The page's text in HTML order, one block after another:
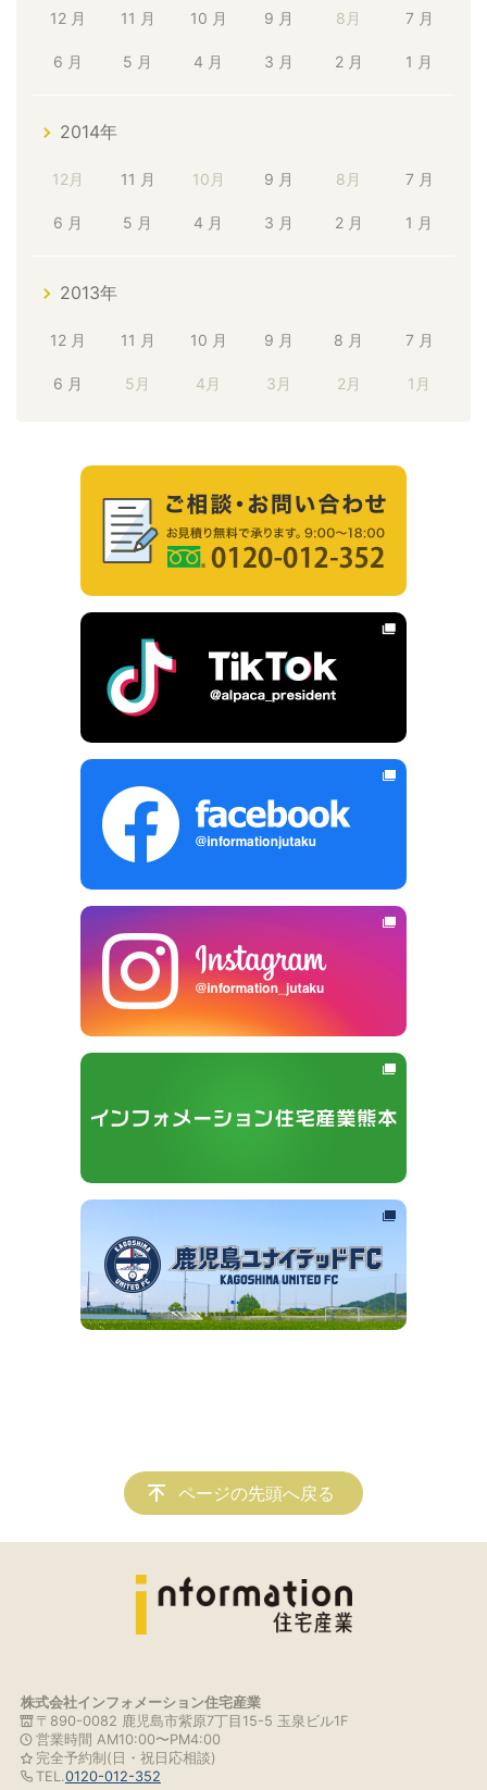
12 月 11 月 10 月 9 月 8月 7 月
6 月 5 月 4 月 3 月 2 月 1 月
2014年
12月 11 月 10月 9 月 8月 7 月
6 月 5 月 4 月 3 月 2 月 1 月
2013年
12 月 11 月 10 月 9 月 8 月 7 月
6 月 5月 4月 3月 2月 1月
ページの先頭へ戻る
株式会社インフォメーション住宅産業
〒890-0082 鹿児島市紫原7丁目15-5 玉泉ビル1F
営業時間 AM10:00〜PM4:00
完全予約制(日・祝日応相談)
TEL.0120-012-352